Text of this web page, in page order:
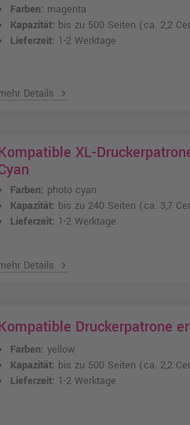
Farben: magenta
Kapazität: bis zu 500 Seiten (ca. 2,2
Lieferzeit: 1-2 Werktage
Details chevron_right
XL-
Farben: photo cyan
Kapazität: bis zu 240 Seiten (ca. 3,7
Lieferzeit: 1-2 Werktage
Details chevron_right
Druckerpatrone
Farben: yellow
Kapazität: bis zu 500 Seiten (ca. 2,2
Lieferzeit: 1-2 Werktage